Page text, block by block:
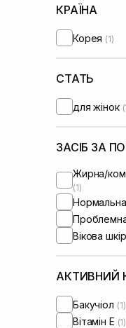
КРАЇНА
Корея (1)
СТАТЬ
для жінок
ЗАСІБ ЗА
Жирна/
(1)
Вікова
АКТИВНИЙ
Бакучіол (1)
Вітамін Е (1)